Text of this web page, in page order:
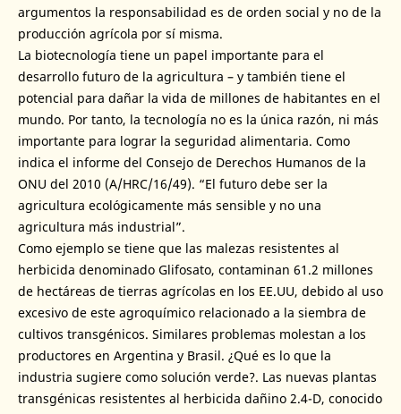
argumentos la responsabilidad es de orden social y no de la
producción agrícola por sí misma.
La biotecnología tiene un papel importante para el
desarrollo futuro de la agricultura – y también tiene el
potencial para dañar la vida de millones de habitantes en el
mundo. Por tanto, la tecnología no es la única razón, ni más
importante para lograr la seguridad alimentaria. Como
indica el informe del Consejo de Derechos Humanos de la
ONU del 2010 (A/HRC/16/49). “El futuro debe ser la
agricultura ecológicamente más sensible y no una
agricultura más industrial”.
Como ejemplo se tiene que las malezas resistentes al
herbicida denominado Glifosato, contaminan 61.2 millones
de hectáreas de tierras agrícolas en los EE.UU, debido al uso
excesivo de este agroquímico relacionado a la siembra de
cultivos transgénicos. Similares problemas molestan a los
productores en Argentina y Brasil. ¿Qué es lo que la
industria sugiere como solución verde?. Las nuevas plantas
transgénicas resistentes al herbicida dañino 2.4-D, conocido